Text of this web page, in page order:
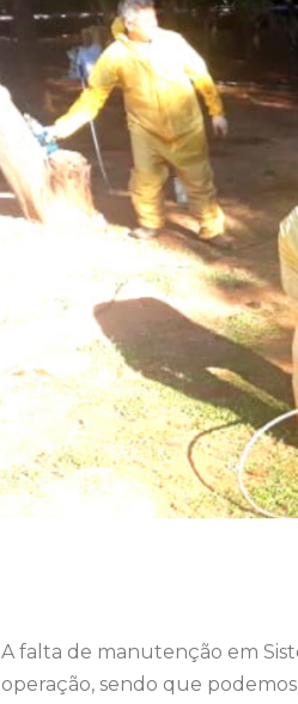
A falta de manutenção em
operação, sendo que